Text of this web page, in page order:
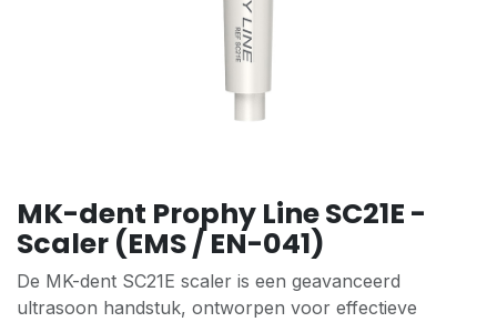
MK-dent Prophy Line SC21E -
Scaler (EMS / EN-041)
De MK-dent SC21E scaler is een geavanceerd
ultrasoon handstuk, ontworpen voor effectieve